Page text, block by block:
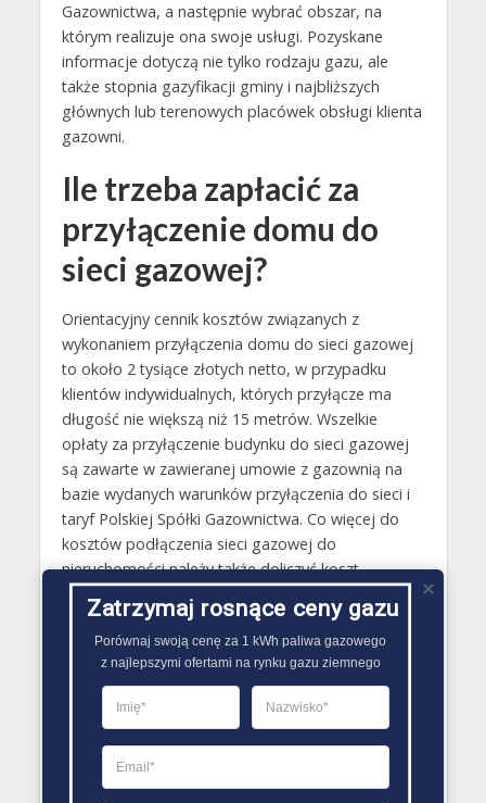
Gazownictwa, a następnie wybrać obszar, na
którym realizuje ona swoje usługi. Pozyskane
informacje dotyczą nie tylko rodzaju gazu, ale
także stopnia gazyfikacji gminy i najbliższych
głównych lub terenowych placówek obsługi klienta
gazowni.
Ile trzeba zapłacić za
przyłączenie domu do
sieci gazowej?
Orientacyjny cennik kosztów związanych z
wykonaniem przyłączenia domu do sieci gazowej
to około 2 tysiące złotych netto, w przypadku
klientów indywidualnych, których przyłącze ma
długość nie większą niż 15 metrów. Wszelkie
opłaty za przyłączenie budynku do sieci gazowej
są zawarte w zawieranej umowie z gazownią na
bazie wydanych warunków przyłączenia do sieci i
taryf Polskiej Spółki Gazownictwa. Co więcej do
kosztów podłączenia sieci gazowej do
nieruchomości należy także doliczyć koszt
wewnętrznej instalacji gazowej.
Gazy techniczne Bodzentyn
Butle gazowe Bodzentyn
Gaz płynny Bodzentyn
LPG Bodzentyn
Dostawcy gazu Bodzentyn
Zatrzymaj rosnące ceny gazu
Porównaj swoją cenę za 1 kWh paliwa gazowego
z najlepszymi ofertami na rynku gazu ziemnego